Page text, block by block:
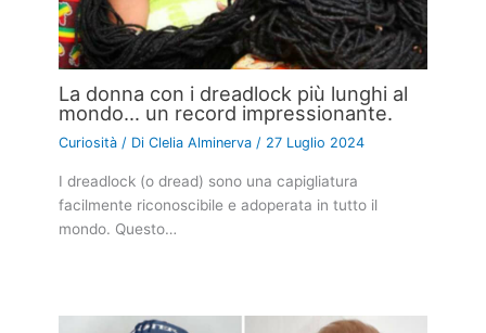
La donna con i dreadlock più lunghi al
mondo… un record impressionante.
Curiosità / DiClelia Alminerva/ 27 Luglio 2024
I dreadlock (o dread) sono una capigliatura
facilmente riconoscibile e adoperata in tutto il
mondo. Questo…